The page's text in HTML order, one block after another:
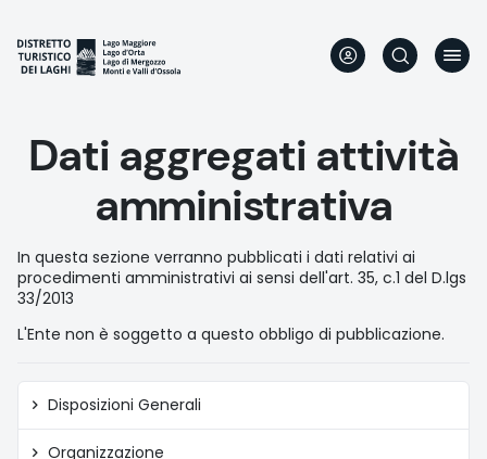
contenu
principal
Dati aggregati attività
amministrativa
In questa sezione verranno pubblicati i dati relativi ai
procedimenti amministrativi ai sensi dell'art. 35, c.1 del D.lgs
33/2013
L'Ente non è soggetto a questo obbligo di pubblicazione.
Amministrazione
trasparente
Disposizioni Generali
Organizzazione